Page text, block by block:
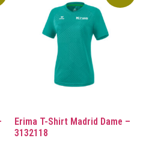
Erima T-Shirt Madrid Dame –
3132118